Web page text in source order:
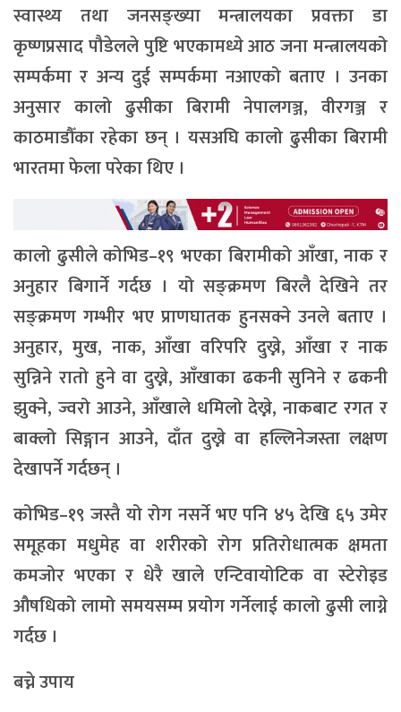
स्वास्थ्य तथा जनसङ्ख्या मन्त्रालयका प्रवक्ता डा
कृष्णप्रसाद पौडेलले पुष्टि भएकामध्ये आठ जना मन्त्रालयको
सम्पर्कमा र अन्य दुई सम्पर्कमा नआएको बताए । उनका
अनुसार कालो ढुसीका बिरामी नेपालगञ्ज, वीरगञ्ज र
काठमाडौँका रहेका छन् । यसअघि कालो ढुसीका बिरामी
भारतमा फेला परेका थिए ।
कालो ढुसीले कोभिड–१९ भएका बिरामीको आँखा, नाक र
अनुहार बिगार्ने गर्दछ । यो सङ्क्रमण बिरलै देखिने तर
सङ्क्रमण गम्भीर भए प्राणघातक हुनसक्ने उनले बताए ।
अनुहार, मुख, नाक, आँखा वरिपरि दुख्ने, आँखा र नाक
सुन्निने रातो हुने वा दुख्ने, आँखाका ढकनी सुनिने र ढकनी
झुक्ने, ज्वरो आउने, आँखाले धमिलो देख्ने, नाकबाट रगत र
बाक्लो सिङ्गान आउने, दाँत दुख्ने वा हल्लिनेजस्ता लक्षण
देखापर्ने गर्दछन् ।
कोभिड–१९ जस्तै यो रोग नसर्ने भए पनि ४५ देखि ६५ उमेर
समूहका मधुमेह वा शरीरको रोग प्रतिरोधात्मक क्षमता
कमजोर भएका र धेरै खाले एन्टिवायोटिक वा स्टेरोइड
औषधिको लामो समयसम्म प्रयोग गर्नेलाई कालो ढुसी लाग्ने
गर्दछ ।
बच्ने उपाय